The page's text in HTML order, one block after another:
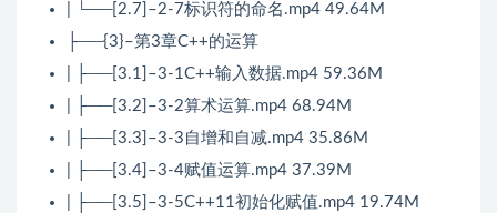
| └──[2.7]–2-7标识符的命名.mp4 49.64M
├──{3}–第3章C++的运算
| ├──[3.1]–3-1C++输入数据.mp4 59.36M
| ├──[3.2]–3-2算术运算.mp4 68.94M
| ├──[3.3]–3-3自增和自减.mp4 35.86M
| ├──[3.4]–3-4赋值运算.mp4 37.39M
| ├──[3.5]–3-5C++11初始化赋值.mp4 19.74M